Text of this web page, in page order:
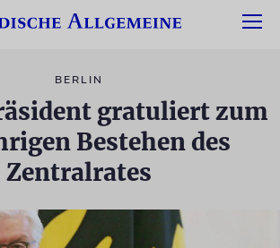
BERLIN
gratuliert zum
Bestehen des
Zentralrates